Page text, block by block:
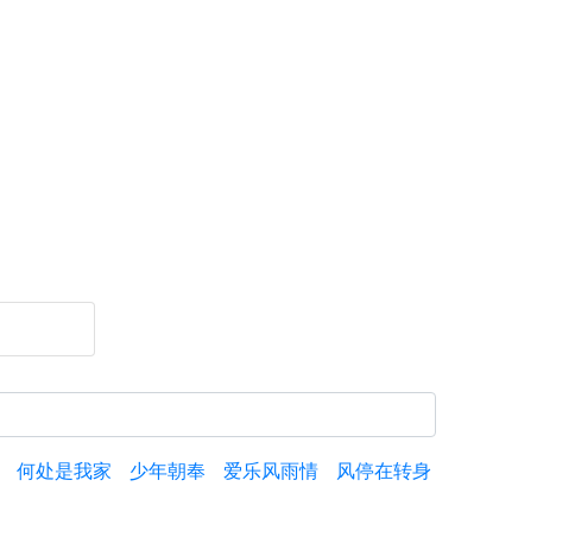
何处是我家 少年朝奉 爱乐风雨情
风停在转身